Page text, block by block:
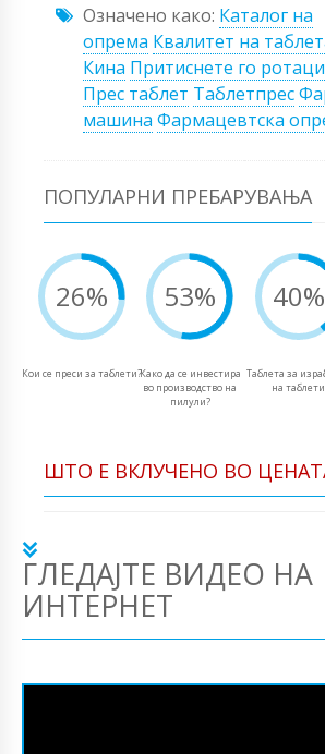
Означено како: Каталог на
опрема Квалитет на
Кина Притиснете го
Прес таблет Таблетпрес
машина Фармацевтска
ПОПУЛАРНИ ПРЕБАРУВАЊА
26%
Кои се преси за таблети?
53%
Како да се инвестира
во производство на
пилули?
40%
Таблета за
на таблети
ШТО Е ВКЛУЧЕНО ВО
ГЛЕДАЈТЕ ВИДЕО НА
ИНТЕРНЕТ